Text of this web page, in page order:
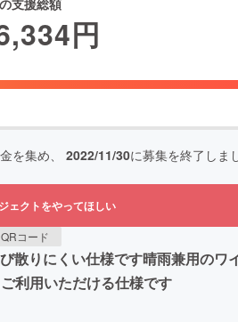
円
を集め、 2022/11/30に募集を終了しま
ェクトをやってほしい
QRコード
りにくい仕様です晴雨兼用の
利用いただける仕様です